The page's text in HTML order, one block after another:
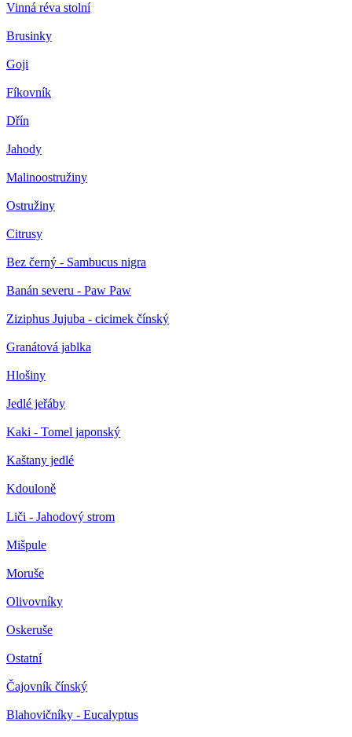
Vinná réva stolní
Brusinky
Goji
Fíkovník
Dřín
Jahody
Malinoostružiny
Ostružiny
Citrusy
Bez černý - Sambucus nigra
Banán severu - Paw Paw
Ziziphus Jujuba - cicimek čínský
Granátová jablka
Hlošiny
Jedlé jeřáby
Kaki - Tomel japonský
Kaštany jedlé
Kdouloně
Liči - Jahodový strom
Mišpule
Moruše
Olivovníky
Oskeruše
Ostatní
Čajovník čínský
Blahovičníky - Eucalyptus